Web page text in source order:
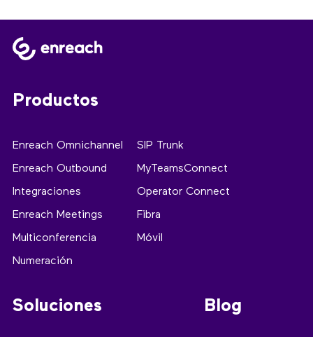
Productos
Enreach Omnichannel
Enreach Outbound
Integraciones
Enreach Meetings
Multiconferencia
Numeración
SIP Trunk
MyTeamsConnect
Operator Connect
Fibra
Móvil
Soluciones Blog